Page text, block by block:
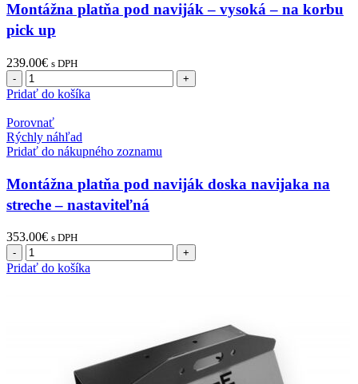
Montážna platňa pod naviják – vysoká – na korbu
pick up
239.00€ s DPH
Pridať do košíka
Porovnať
Rýchly náhľad
Pridať do nákupného zoznamu
Montážna platňa pod naviják doska navijaka na
streche – nastaviteľná
353.00€ s DPH
Pridať do košíka